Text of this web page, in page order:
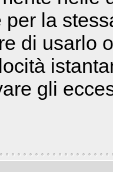
la
di usarlo
gli